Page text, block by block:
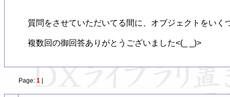
質問をさせていただいてる間に、オブジェクトをい
複数回の御回答ありがとうございました<(_ _)>
Page: 1|